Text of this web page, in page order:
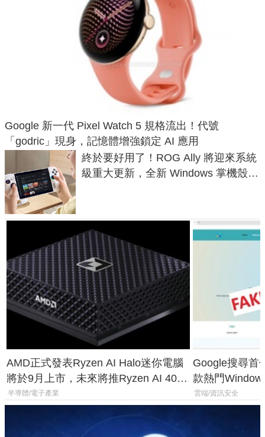
Google 新一代 Pixel Watch 5 規格流出！代號
「godric」現身，記憶體增強鎖定 AI 應用
終於要好用了！ROG Ally 將迎來系統
級重大更新，全新 Windows 掌機殼模
AMD正式發表Ryzen AI Halo迷你電腦
將於9月上市，未來將推Ryzen AI 400
Max系列處理器與對應升級版
半導體/電子產業
Google搜尋首
款熱門
機
雲端/資訊安全